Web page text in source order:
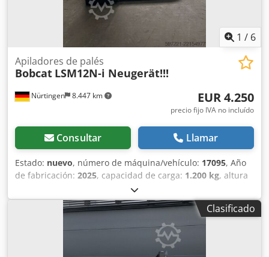
1 / 6
Nürtingen 8.447 km
Apiladores de palés
Bobcat LSM12N-i Neugerät!!!
EUR 4.250
precio fijo IVA no incluído
Consultar Llamar
Estado: nuevo, número de máquina/vehículo: 17095, Año
de fabricación: 2025, capacidad de carga: 1.200 kg, altura
, centro de carga:
combustible:eléctrico, tipo de mástil:Simplex, altura de
construcción:1.970 mm, voltaje de la batería: 24 V,
longitud de la horquilla: 1.150 mm , peso total:665 kg
5180321 Número de serie: OBWNR-000081 Dcsdpfx Aszfd
Dbob Aok Especificaciones de la batería: 24 V, 60 Ah
Clasificado